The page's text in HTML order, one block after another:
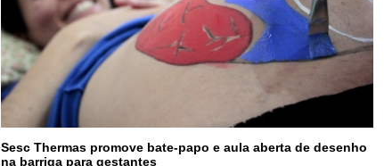
Sesc Thermas promove bate-papo e aula aberta de desenho
na barriga para gestantes